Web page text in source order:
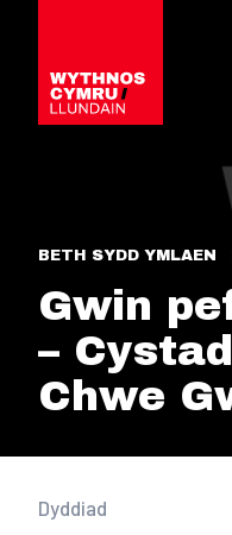
BETH SYDD YMLAEN
Gwin
–
Chwe
Dyddiad